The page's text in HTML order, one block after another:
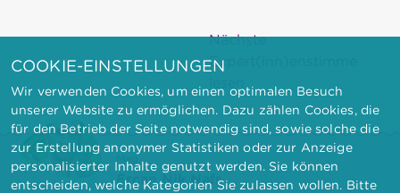
Nächste
Expert(inn)enstimme
Mag.
Ercan Nik Nafs
COOKIE-EINSTELLUNGEN
Wir verwenden Cookies, um einen optimalen Besuch
unserer Website zu ermöglichen. Dazu zählen Cookies, die
für den Betrieb der Seite notwendig sind, sowie solche die
zur Erstellung anonymer Statistiken oder zur Anzeige
personalisierter Inhalte genutzt werden. Sie können
entscheiden, welche Kategorien Sie zulassen wollen. Bitte